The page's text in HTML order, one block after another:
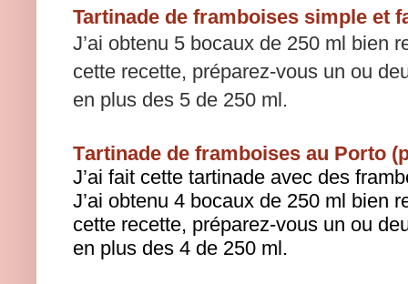
Tartinade de framboises simple et
J’ai obtenu 5 bocaux de 250 ml bien
cette recette, préparez-vous un ou
en plus des 5 de 250 ml.
Tartinade de framboises au Porto
J’ai fait cette tartinade avec des
J’ai obtenu 4 bocaux de 250 ml bien
cette recette, préparez-vous un ou
en plus des 4 de 250 ml.